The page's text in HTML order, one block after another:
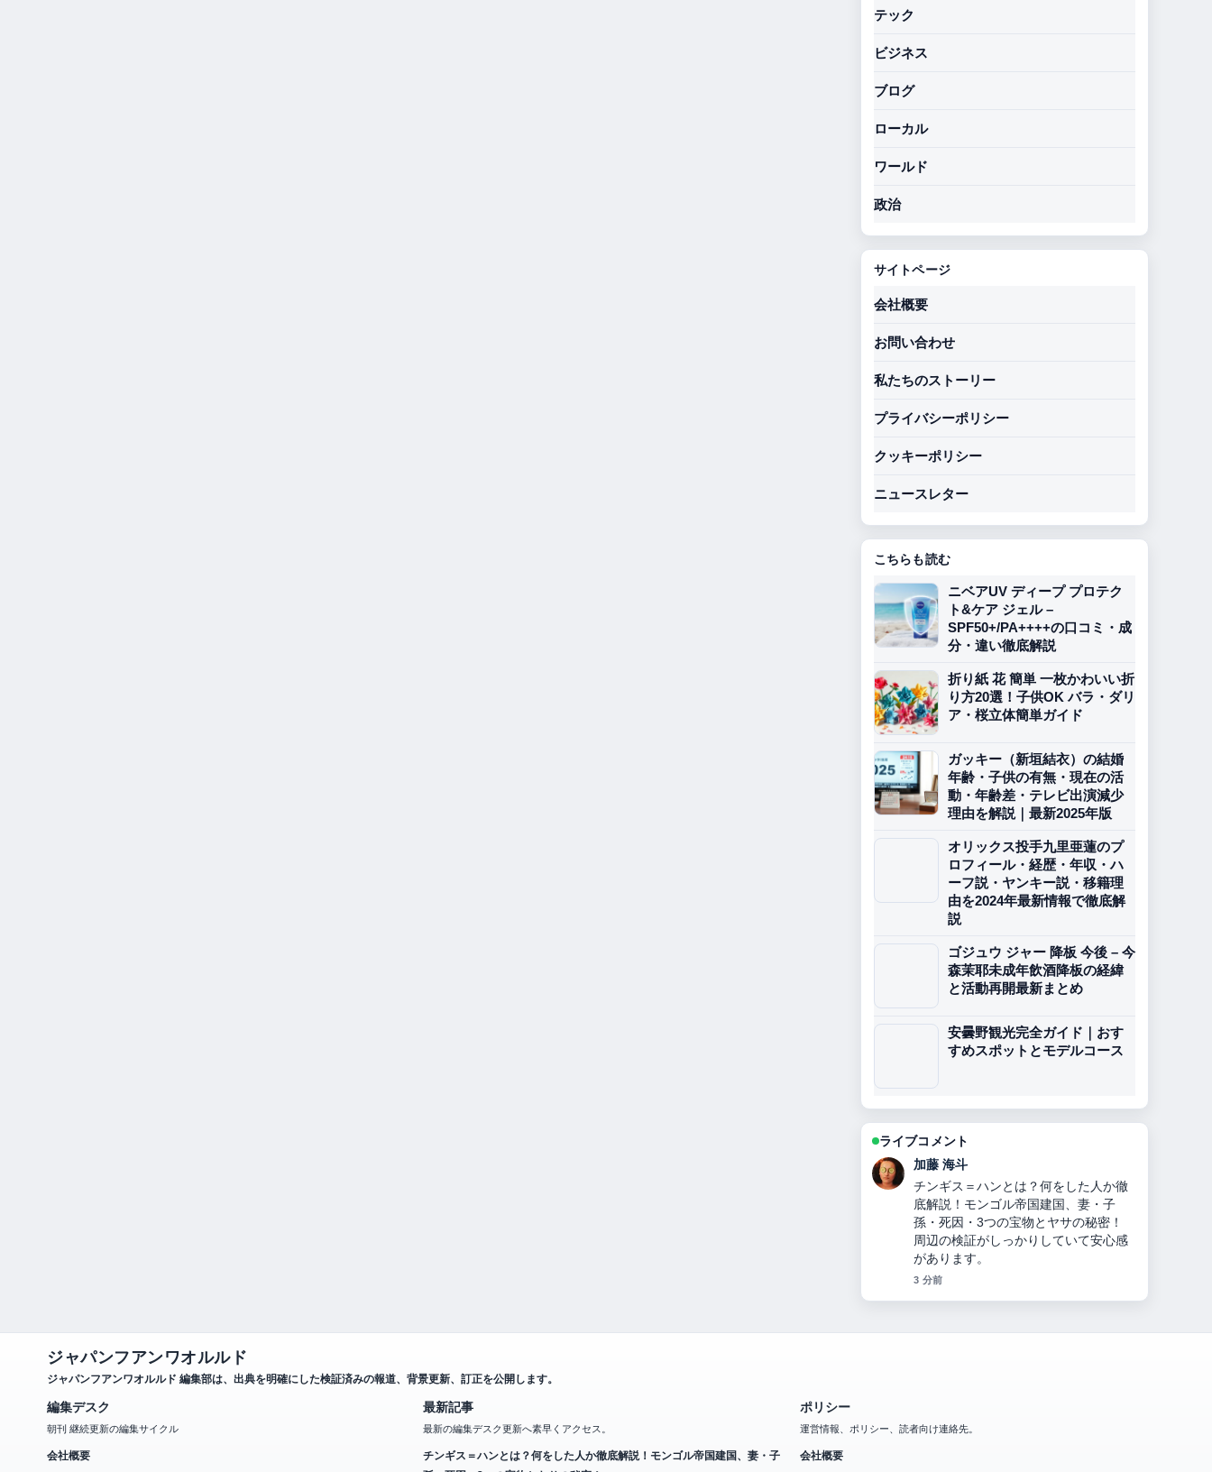
テック
ビジネス
ブログ
ローカル
ワールド
政治
サイトページ
会社概要
お問い合わせ
私たちのストーリー
プライバシーポリシー
クッキーポリシー
ニュースレター
こちらも読む
ニベアUV ディープ プロテク
ト&ケア ジェル –
SPF50+/PA++++の口コミ・成
分・違い徹底解説
折り紙 花 簡単 一枚かわいい折
り方20選！子供OK バラ・ダリ
ア・桜立体簡単ガイド
ガッキー（新垣結衣）の結婚
年齢・子供の有無・現在の活
動・年齢差・テレビ出演減少
理由を解説｜最新2025年版
オリックス投手九里亜蓮のプ
ロフィール・経歴・年収・ハ
ーフ説・ヤンキー説・移籍理
由を2024年最新情報で徹底解
説
ゴジュウ ジャー 降板 今後 – 今
森茉耶未成年飲酒降板の経緯
と活動再開最新まとめ
安曇野観光完全ガイド｜おす
すめスポットとモデルコース
ライブコメント
高橋 蓮
オリックス投手九里亜蓮のプロフィー
ル・経歴・年収・ハーフ説・ヤンキー
説・移籍理由を2024年最新情報で徹底
解説 の整理がとても分かりやすいで
す。今日の中でも特に読みやすいで
す。
ジャパンフアンワオルルド
ジャパンフアンワオルルド 編集部は、出典を明確にした検証済みの報道、背景更新、訂正を公開します。
編集デスク 最新記事 ポリシー